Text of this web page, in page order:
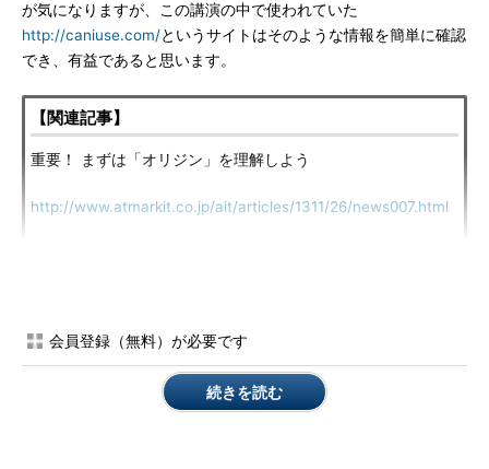
が気になりますが、この講演の中で使われていた
http://caniuse.com/というサイトはそのような情報を簡単に確認
でき、有益であると思います。
【関連記事】
重要！ まずは「オリジン」を理解しよう
http://www.atmarkit.co.jp/ait/articles/1311/26/news007.html
Obfuscation Techniques’)%00
会員登録（無料）が必要です
続きを読む